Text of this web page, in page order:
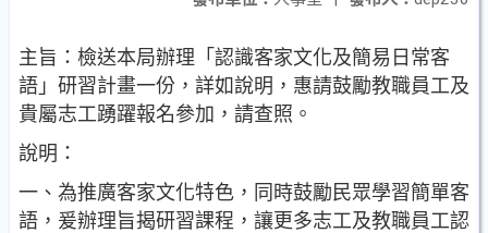
主旨：檢送本局辦理「認識客家文化及簡易日常客
語」研習計畫一份，詳如說明，惠請鼓勵教職員工及
貴屬志工踴躍報名參加，請查照。
說明：
一、為推廣客家文化特色，同時鼓勵民眾學習簡單客
語，爰辦理旨揭研習課程，讓更多志工及教職員工認